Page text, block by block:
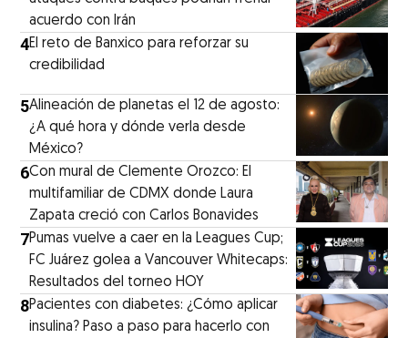
acuerdo con Irán
4El reto de Banxico para reforzar su
credibilidad
5Alineación de planetas el 12 de agosto:
¿A qué hora y dónde verla desde
México?
6Con mural de Clemente Orozco: El
multifamiliar de CDMX donde Laura
Zapata creció con Carlos Bonavides
7Pumas vuelve a caer en la Leagues Cup;
FC Juárez golea a Vancouver Whitecaps:
Resultados del torneo HOY
8Pacientes con diabetes: ¿Cómo aplicar
insulina? Paso a paso para hacerlo con